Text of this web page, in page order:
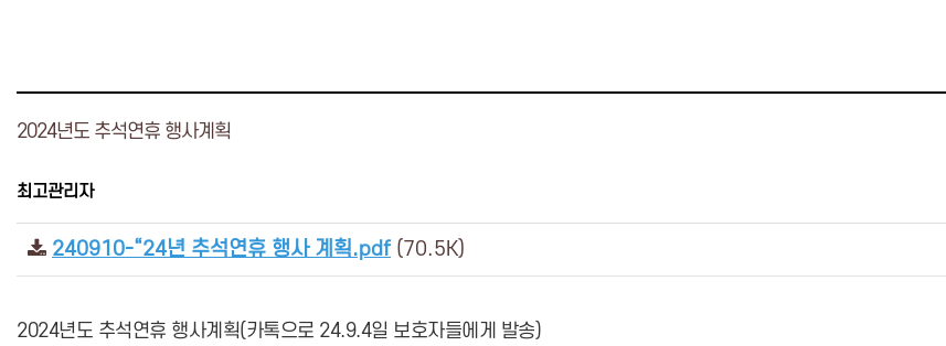
2024년도 추석연휴 행사계획
최고관리자
240910-“24년 추석연휴 행사 계획.pdf (70.5K)
2024년도 추석연휴 행사계획(카톡으로 24.9.4일 보호자들에게 발송)